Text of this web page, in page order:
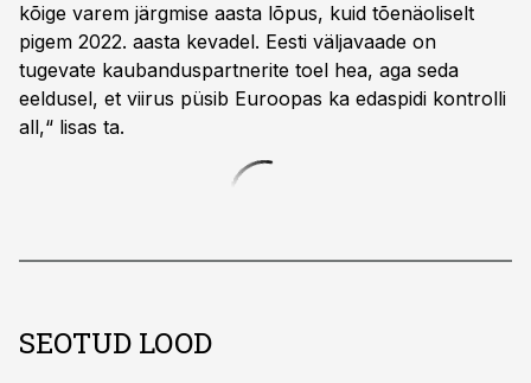
kõige varem järgmise aasta lõpus, kuid tõenäoliselt
pigem 2022. aasta kevadel. Eesti väljavaade on
tugevate kaubanduspartnerite toel hea, aga seda
eeldusel, et viirus püsib Euroopas ka edaspidi kontrolli
all,“ lisas ta.
SEOTUD LOOD